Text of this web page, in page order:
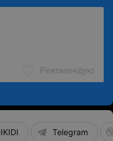
в летний период и
Рекомендую
Telegram